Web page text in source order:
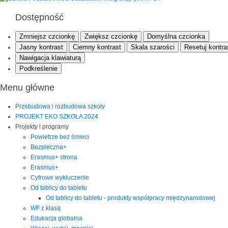
Dostępność
Zmniejsz czcionkę Zwiększ czcionkę
Domyślna czcionka
Jasny kontrast
Ciemny kontrast Skala szarości
Resetuj
Nawigacja klawiaturą
Podkreślenie
Menu główne
Przebudowa i rozbudowa szkoły
PROJEKT EKO SZKOŁA 2024
Projekty i programy
Powietrze bez śmieci
Bezpieczna+
Erasmus+ strona
Erasmus+
Cyfrowe wykluczenie
Od tablicy do tabletu
Od tablicy do tabletu - produkty współpracy międzynarodowej
WF z klasą
Edukacja globalna